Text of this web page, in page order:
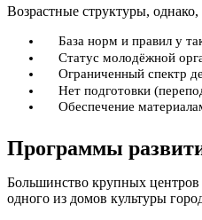
Возрастные структуры, однако,
База норм и правил у
Статус молодёжной
Ограниченный спектр
Нет подготовки
Обеспечение
Программы
Большинство крупных центров
одного из домов культуры